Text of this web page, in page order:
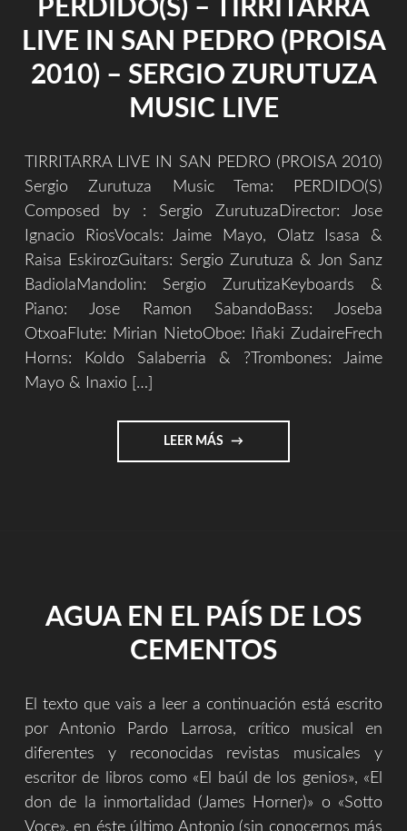
PERDIDO(S) – TIRRITARRA
LIVE IN SAN PEDRO (PROISA
2010) – SERGIO ZURUTUZA
MUSIC LIVE
TIRRITARRA LIVE IN SAN PEDRO (PROISA 2010)
Sergio Zurutuza Music Tema: PERDIDO(S)
Composed by : Sergio ZurutuzaDirector: Jose
Ignacio RiosVocals: Jaime Mayo, Olatz Isasa &
Raisa EskirozGuitars: Sergio Zurutuza & Jon Sanz
BadiolaMandolin: Sergio ZurutizaKeyboards &
Piano: Jose Ramon SabandoBass: Joseba
OtxoaFlute: Mirian NietoOboe: Iñaki ZudaireFrech
Horns: Koldo Salaberria & ?Trombones: Jaime
Mayo & Inaxio […]
LEER MÁS "PERDIDO(S)
–
–
ZURUTUZA
AGUA EN EL PAÍS DE LOS
CEMENTOS
El texto que vais a leer a continuación está escrito
por Antonio Pardo Larrosa, crítico musical en
diferentes y reconocidas revistas musicales y
escritor de libros como «El baúl de los genios», «El
don de la inmortalidad (James Horner)» o «Sotto
Voce», en éste último Antonio (sin conocernos más